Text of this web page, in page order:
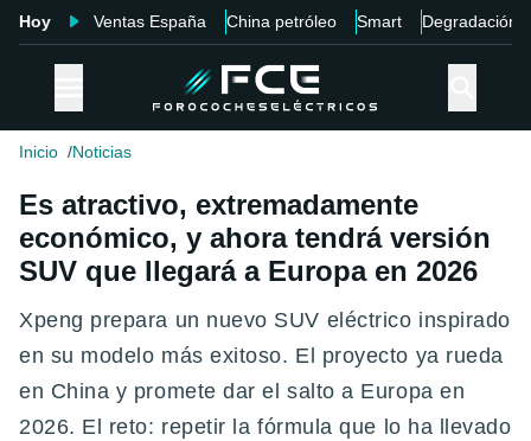
Hoy Ventas España China petróleo Smart Degradación
Inicio Noticias
Es atractivo, extremadamente
económico, y ahora tendrá versión
SUV que llegará a Europa en 2026
Xpeng prepara un nuevo SUV eléctrico inspirado
en su modelo más exitoso. El proyecto ya rueda
en China y promete dar el salto a Europa en
2026. El reto: repetir la fórmula que lo ha llevado